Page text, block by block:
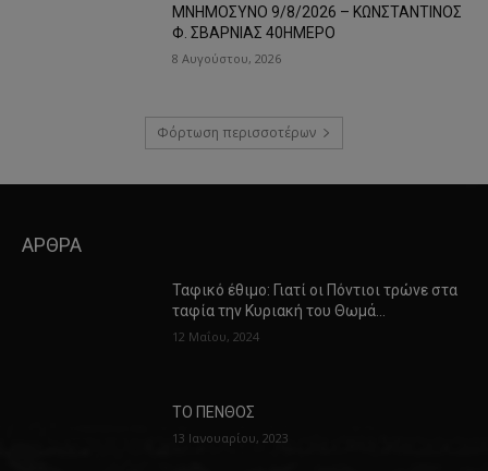
ΜΝΗΜΟΣΥΝΟ 9/8/2026 – ΚΩΝΣΤΑΝΤΙΝΟΣ
Φ. ΣΒΑΡΝΙΑΣ 40ΗΜΕΡΟ
8 Αυγούστου, 2026
Φόρτωση περισσοτέρων
ΑΡΘΡΑ
Ταφικό έθιμο: Γιατί οι Πόντιοι τρώνε στα
ταφία την Κυριακή του Θωμά…
12 Μαΐου, 2024
ΤΟ ΠΕΝΘΟΣ
13 Ιανουαρίου, 2023